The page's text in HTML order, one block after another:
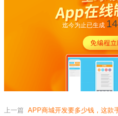
迄今为止已生成
上一篇 APP商城开发要多少钱，这款